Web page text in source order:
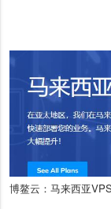
博鳌云：马来西亚